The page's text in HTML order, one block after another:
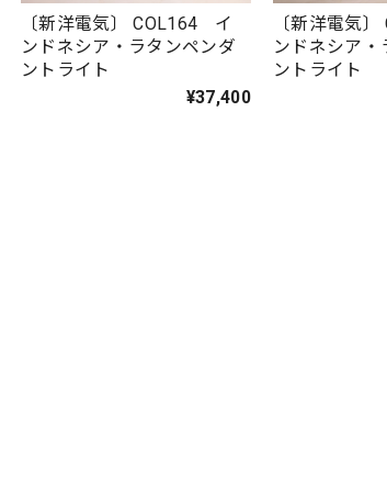
〔新洋電気〕 COL164 イ
ンドネシア・ラタンペンダ
ントライト
¥37,400
〔新洋電気
ンドネシア・
ントライト